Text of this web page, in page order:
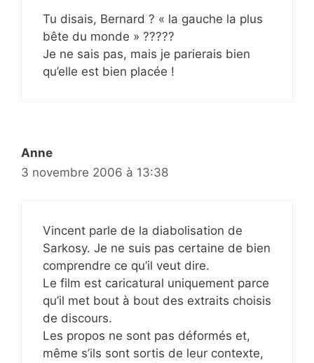
Tu disais, Bernard ? « la gauche la plus
bête du monde » ?????
Je ne sais pas, mais je parierais bien
qu’elle est bien placée !
Anne
3 novembre 2006 à 13:38
Vincent parle de la diabolisation de
Sarkosy. Je ne suis pas certaine de bien
comprendre ce qu’il veut dire.
Le film est caricatural uniquement parce
qu’il met bout à bout des extraits choisis
de discours.
Les propos ne sont pas déformés et,
même s’ils sont sortis de leur contexte,